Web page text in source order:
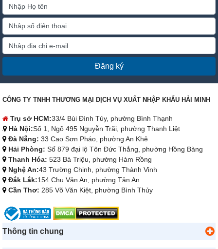
Đăng ký
CÔNG TY TNHH THƯƠNG MẠI DỊCH VỤ XUẤT NHẬP KHẨU HẢI MINH
Trụ sở HCM:33/4 Bùi Đình Túy, phường Bình Thạnh
Hà Nội:Số 1, Ngõ 495 Nguyễn Trãi, phường Thanh Liệt
Đà Nẵng: 33 Cao Sơn Pháo, phường An Khê
Hải Phòng: Số 879 đại lộ Tôn Đức Thắng, phường Hồng Bàng
Thanh Hóa: 523 Bà Triệu, phường Hàm Rồng
Nghệ An:43 Trường Chinh, phường Thành Vinh
Đắk Lắk:154 Chu Văn An, phường Tân An
Cần Thơ: 285 Võ Văn Kiệt, phường Bình Thủy
Thông tin chung